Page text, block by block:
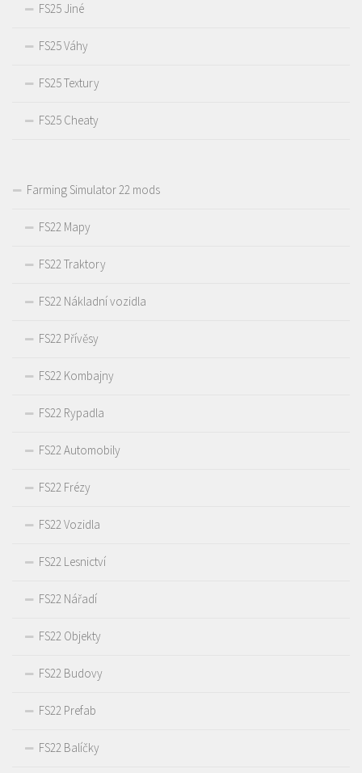
FS25 Jiné
FS25 Váhy
FS25 Textury
FS25 Cheaty
Farming Simulator 22 mods
FS22 Mapy
FS22 Traktory
FS22 Nákladní vozidla
FS22 Přívěsy
FS22 Kombajny
FS22 Rypadla
FS22 Automobily
FS22 Frézy
FS22 Vozidla
FS22 Lesnictví
FS22 Nářadí
FS22 Objekty
FS22 Budovy
FS22 Prefab
FS22 Balíčky